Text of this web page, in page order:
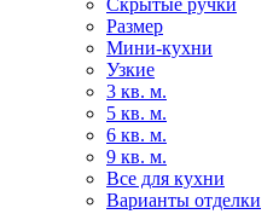
Скрытые ручки
Размер
Мини-кухни
Узкие
3 кв. м.
5 кв. м.
6 кв. м.
9 кв. м.
Все для кухни
Варианты отделки